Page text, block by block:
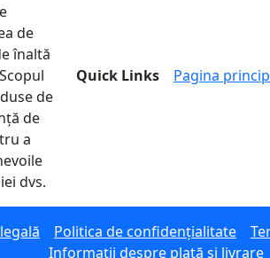
de
înaltă
de
de
a
dvs.
Quick Links Pagina
Politica de confidențialitate
Informații despre plată și livrare